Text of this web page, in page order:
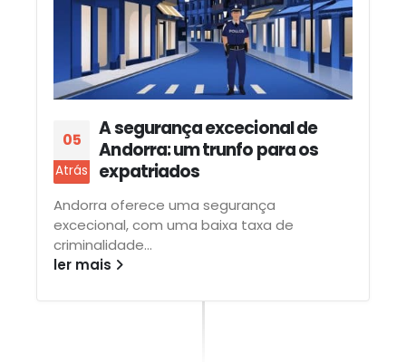
05
Atrás
A segurança excecional de
Andorra: um trunfo para os
expatriados
Andorra oferece uma segurança
excecional, com uma baixa taxa de
criminalidade...
ler mais